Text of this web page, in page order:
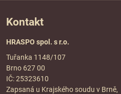
Kontakt
HRASPO spol. s r.o.
Tuřanka 1148/107
Brno 627 00
IČ: 25323610
Zapsaná u Krajského soudu v Brně,